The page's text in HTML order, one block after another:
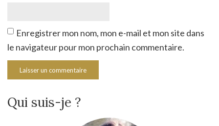
Enregistrer mon nom, mon e-mail et mon site dans
le navigateur pour mon prochain commentaire.
Qui suis-je ?